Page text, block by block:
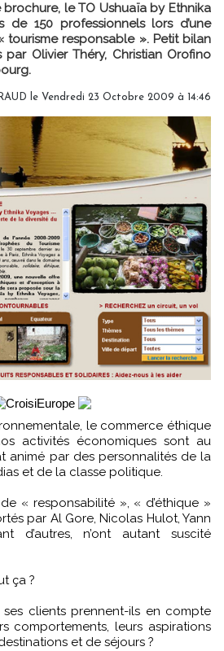
le TO Ushuaïa by Ethnika
de 150 professionnels lors d’une
tourisme responsable ». Petit bilan
Olivier Théry, Christian Orofino
le Vendredi 23 Octobre 2009 à 14:46
activités économiques sont au
animé par des personnalités de la
et de la classe politique.
« responsabilité », « d’éthique »
par Al Gore, Nicolas Hulot, Yann
d’autres, n’ont autant suscité
ça ?
ses clients prennent-ils en compte
comportements, leurs aspirations
et de séjours ?